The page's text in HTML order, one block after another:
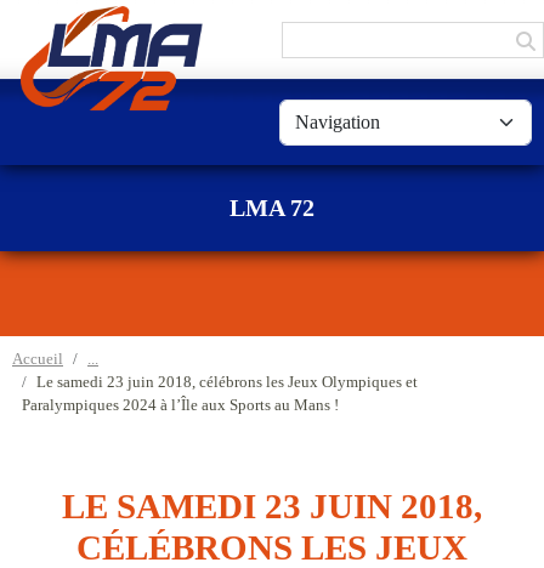
LMA 72
Accueil
Le samedi 23 juin 2018, célébrons les Jeux Olympiques et
Paralympiques 2024 à l’Île aux Sports au Mans !
LE SAMEDI 23 JUIN 2018,
CÉLÉBRONS LES JEUX
Panneau de gestion des cookies